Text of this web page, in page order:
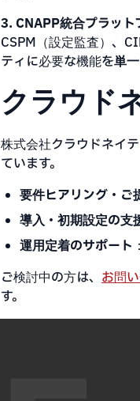
3. CNAPP統合プラット
CSPM（設定監査）、
ティに必要な機能を単
クラウド
株式会社クラウドネイ
ています。
要件ヒアリング・ご
導入・初期設定の支
運用定着のサポート
ご検討中の方は、 お問
す。